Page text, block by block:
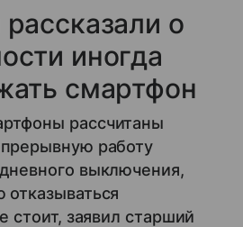
о
иногда
смартфон
рассчитаны
работу
выключения,
стоит, заявил старший